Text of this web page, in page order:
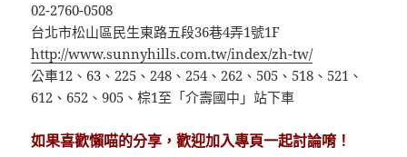
02-2760-0508
台北市松山區民生東路五段36巷4弄1號1F
http://www.sunnyhills.com.tw/index/zh-tw/
公車12、63、225、248、254、262、505、518、521、
612、652、905、棕1至「介壽國中」站下車
如果喜歡懶喵的分享，歡迎加入專頁一起討論唷！